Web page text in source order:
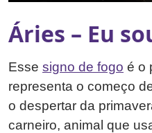
Áries – Eu
Esse signo de fogo é o
representa o começo
o despertar da
carneiro, animal que